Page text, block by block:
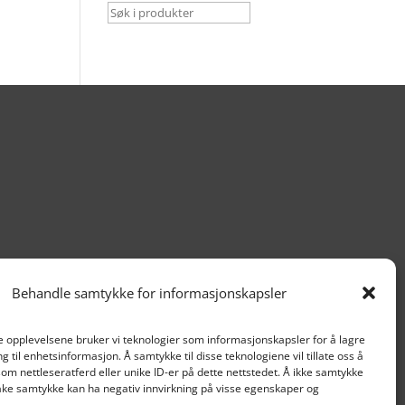
Behandle samtykke for informasjonskapsler
opplevelsene bruker vi teknologier som informasjonskapsler for å lagre
til enhetsinformasjon. Å samtykke til disse teknologiene vil tillate oss å
nettleseratferd eller unike ID-er på dette nettstedet. Å ikke samtykke
samtykke kan ha negativ innvirkning på visse egenskaper og
 Org nr. 915 859 313